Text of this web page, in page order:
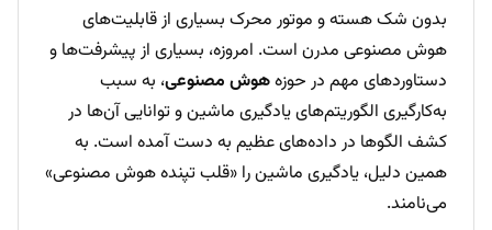
بدون شک هسته و موتور محرک بسیاری از قابلیت‌های
هوش مصنوعی مدرن است. امروزه، بسیاری از پیشرفت‌ها و
دستاوردهای مهم در حوزههوش مصنوعی، به سبب
به‌کارگیری الگوریتم‌های یادگیری ماشین و توانایی آن‌ها در
کشف الگوها در داده‌های عظیم به دست آمده است. به
همین دلیل، یادگیری ماشین را «قلب تپنده هوش مصنوعی»
می‌نامند.